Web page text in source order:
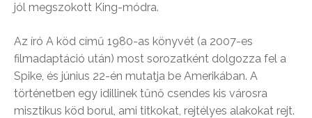
jól megszokott King-módra.
Az író A köd című 1980-as könyvét (a 2007-es
filmadaptáció után) most sorozatként dolgozza fel a
Spike, és június 22-én mutatja be Amerikában. A
történetben egy idillinek tűnő csendes kis városra
misztikus köd borul, ami titkokat, rejtélyes alakokat rejt.